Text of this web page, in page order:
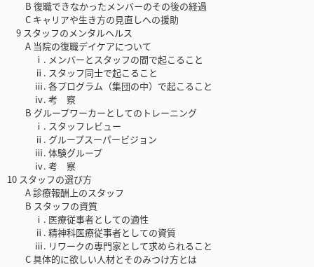
B 復職できなかったメンバーのその後の経過
C キャリアや生き方の見直しへの援助
9 スタッフのメンタルヘルス
A 当院の復職デイケアについて
ⅰ. メンバーとスタッフの間で起こること
ⅱ. スタッフ同士で起こること
ⅲ. 各プログラム（集団の中）で起こること
ⅳ. 考 察
B グループワーカーとしてのトレーニング
ⅰ. スタッフレビュー
ⅱ. グループスーパービジョン
ⅲ. 体験グループ
ⅳ. 考 察
10 スタッフの選び方
A 診療報酬上のスタッフ
B スタッフの資質
ⅰ. 医療従事者としての適性
ⅱ. 精神科医療従事者としての資質
ⅲ. リワークの専門家として求められること
C 具体的に欲しい人材とそのみつけ方とは